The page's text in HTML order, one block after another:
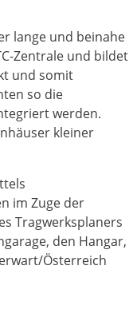
lange und beinahe
Zentrale und bildet
und somit
so die
werden.
kleiner
im Zuge der
Tragwerksplaners
den Hangar,
Österreich